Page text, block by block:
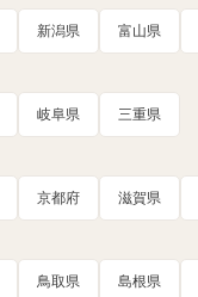
新潟県 富山県
岐阜県 三重県
京都府 滋賀県
鳥取県 島根県